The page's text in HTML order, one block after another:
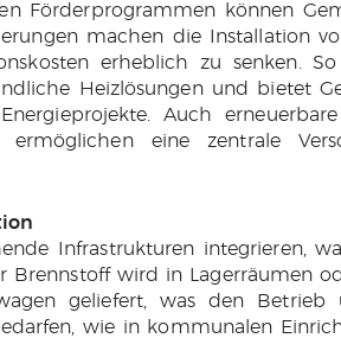
Förderprogrammen können
machen die Installation
erheblich zu senken.
Heizlösungen und bietet
Auch
eine zentrale
Infrastrukturen integrieren,
wird in Lagerräumen
geliefert, was den Betrieb
wie in kommunalen